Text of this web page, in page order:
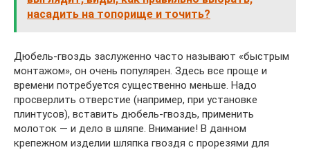
насадить на топорище и точить?
Дюбель-гвоздь заслуженно часто называют «быстрым
монтажом», он очень популярен. Здесь все проще и
времени потребуется существенно меньше. Надо
просверлить отверстие (например, при установке
плинтусов), вставить дюбель-гвоздь, применить
молоток — и дело в шляпе. Внимание! В данном
крепежном изделии шляпка гвоздя с прорезями для